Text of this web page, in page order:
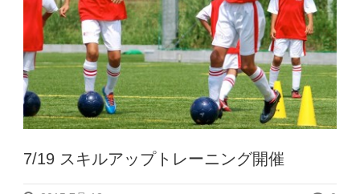
7/19 スキルアップトレーニング開催